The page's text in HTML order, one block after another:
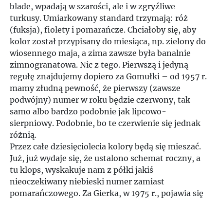
blade, wpadają w szarości, ale i w zgryźliwe
turkusy. Umiarkowany standard trzymają: róż
(fuksja), fiolety i pomarańcze. Chciałoby się, aby
kolor został przypisany do miesiąca, np. zielony do
wiosennego maja, a zima zawsze była banalnie
zimnogranatowa. Nic z tego. Pierwszą i jedyną
regułę znajdujemy dopiero za Gomułki – od 1957 r.
mamy złudną pewność, że pierwszy (zawsze
podwójny) numer w roku będzie czerwony, tak
samo albo bardzo podobnie jak lipcowo-
sierpniowy. Podobnie, bo te czerwienie się jednak
różnią.
Przez całe dziesięciolecia kolory będą się mieszać.
Już, już wydaje się, że ustalono schemat roczny, a
tu klops, wyskakuje nam z półki jakiś
nieoczekiwany niebieski numer zamiast
pomarańczowego. Za Gierka, w 1975 r., pojawia się